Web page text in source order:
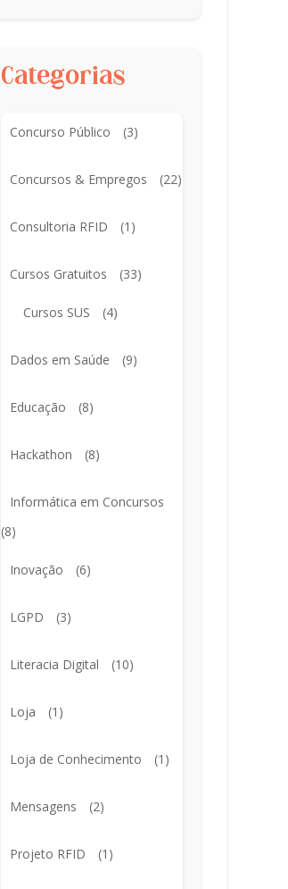
Categorias
Concurso Público (3)
Concursos & Empregos (22)
Consultoria RFID (1)
Cursos Gratuitos (33)
Cursos SUS (4)
Dados em Saúde (9)
Educação (8)
Hackathon (8)
Informática em Concursos
(8)
Inovação (6)
LGPD (3)
Literacia Digital (10)
Loja (1)
Loja de Conhecimento (1)
Mensagens (2)
Projeto RFID (1)